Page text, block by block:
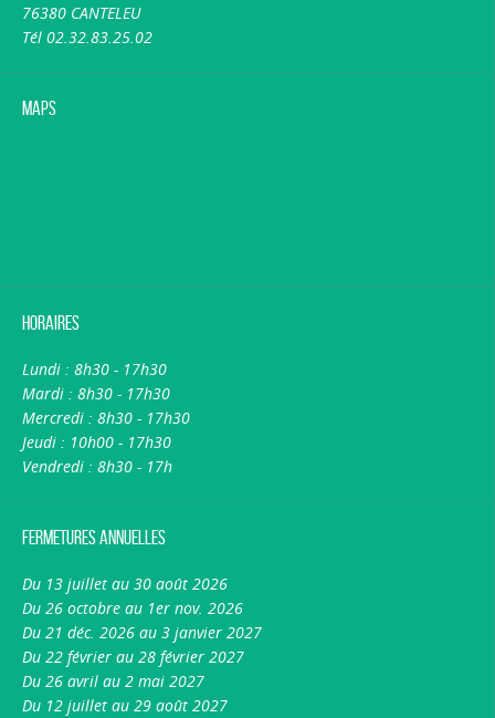
76380 CANTELEU
Tél 02.32.83.25.02
Maps
Horaires
Lundi : 8h30 - 17h30
Mardi : 8h30 - 17h30
Mercredi : 8h30 - 17h30
Jeudi : 10h00 - 17h30
Vendredi : 8h30 - 17h
Fermetures annuelles
Du 13 juillet au 30 août 2026
Du 26 octobre au 1er nov. 2026
Du 21 déc. 2026 au 3 janvier 2027
Du 22 février au 28 février 2027
Du 26 avril au 2 mai 2027
Du 12 juillet au 29 août 2027